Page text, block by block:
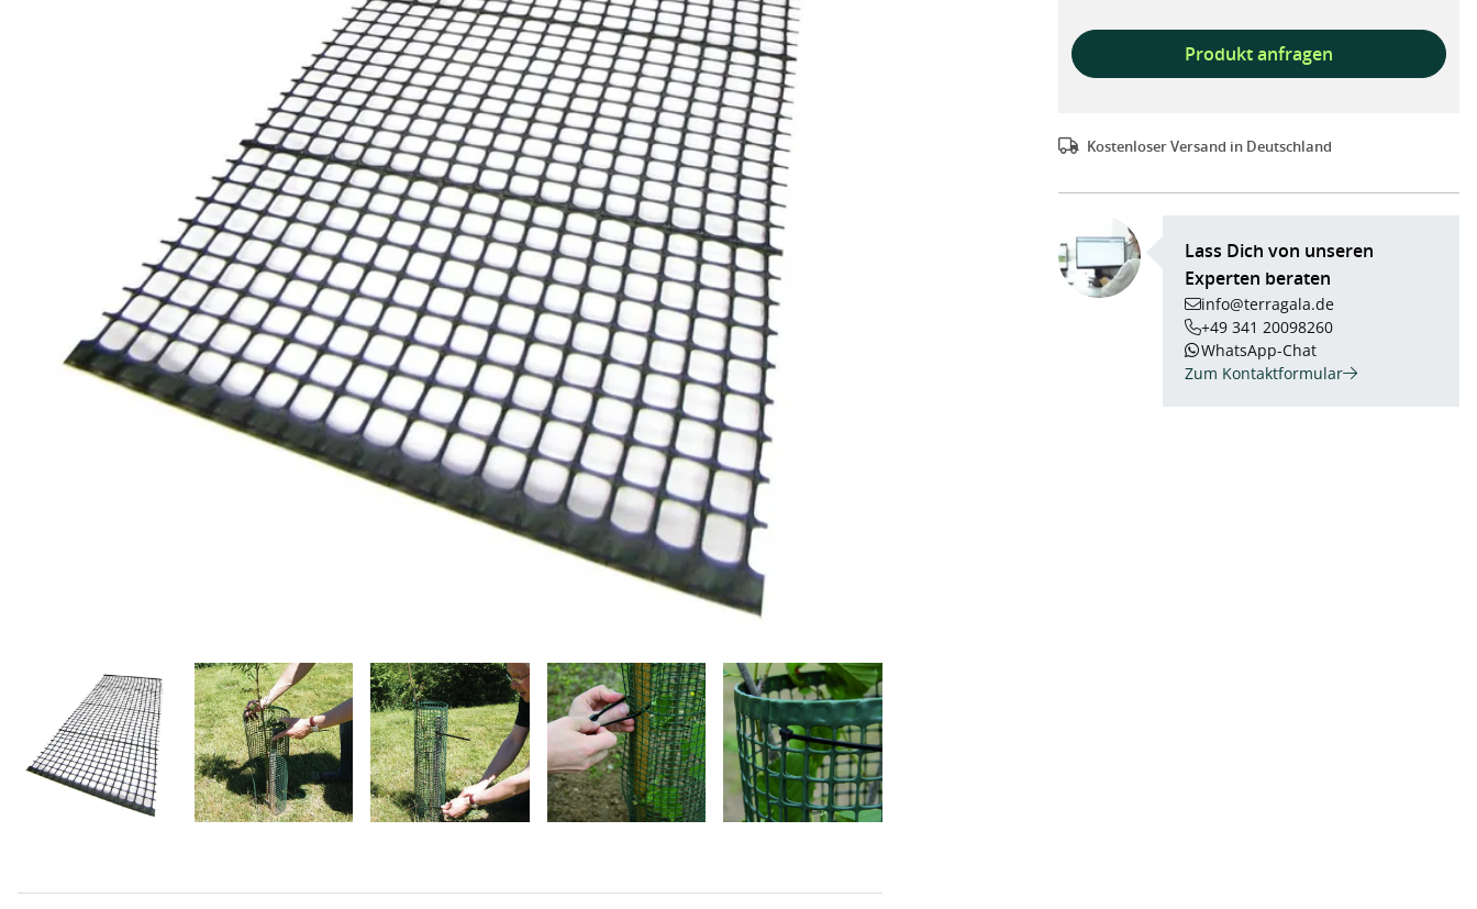
Produkt anfragen
Kostenloser Versand in Deutschland
Lass Dich von unseren
Experten beraten
info@terragala.de
+49 341 20098260
WhatsApp-Chat
Zum Kontaktformular